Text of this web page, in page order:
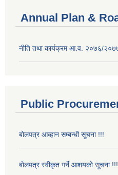
Annual Plan &
नीति तथा कार्यक्रम आ.व. २०७६/
Public
बोलपत्र आव्हान सम्बन्धी सूचना !!!
बोलपत्र स्वीकृत गर्ने आशयको सूचना !!!